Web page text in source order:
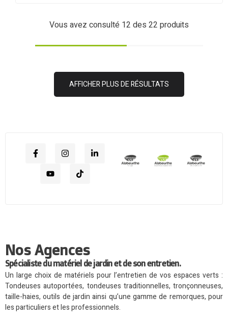
Vous avez consulté 12 des 22 produits
Nos Agences
Spécialiste du matériel de jardin et de son entretien.
Un large choix de matériels pour l’entretien de vos espaces verts :
Tondeuses autoportées, tondeuses traditionnelles, tronçonneuses,
taille-haies, outils de jardin ainsi qu’une gamme de remorques, pour
les particuliers et les professionnels.